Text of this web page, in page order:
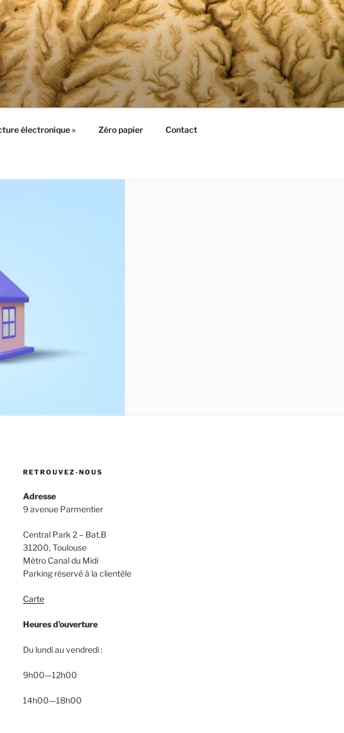
électronique » Zéro papier Contact
RETROUVEZ-NOUS
Adresse
9 avenue Parmentier
Central Park 2 – Bat.B
31200, Toulouse
Métro Canal du Midi
Parking réservé à la clientèle
Carte
Heures d’ouverture
Du lundi au vendredi :
9h00—12h00
14h00—18h00